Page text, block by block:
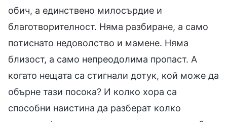
обич, а единствено милосърдие и
благотворителност. Няма разбиране, а само
потиснато недоволство и мамене. Няма
близост, а само непреодолима пропаст. А
когато нещата са стигнали дотук, кой може да
обърне тази посока? И колко хора са
способни наистина да разберат колко